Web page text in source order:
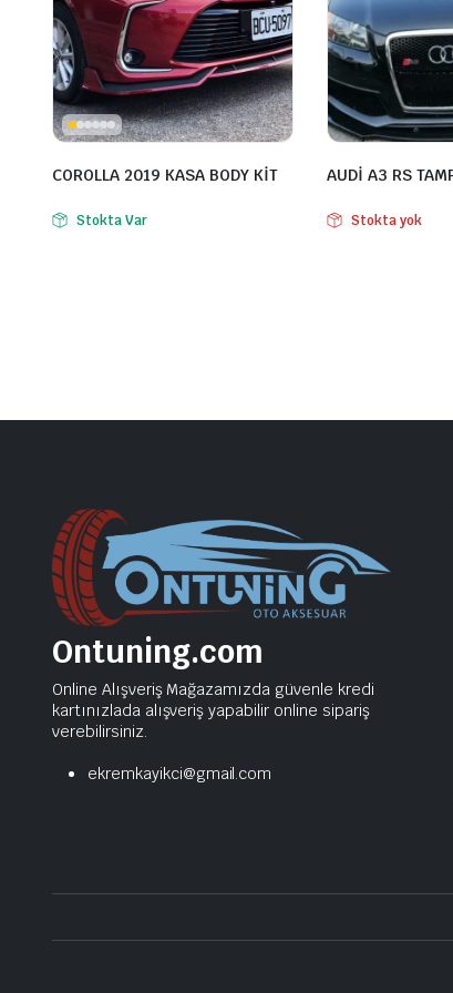
COROLLA 2019 KASA BODY KİT
Stokta Var
AUDİ A3 RS
Stokta yok
Ontuning.com
Online Alışveriş Mağazamızda güvenle kredi
kartınızlada alışveriş yapabilir online sipariş
verebilirsiniz.
ekremkayikci@gmail.com